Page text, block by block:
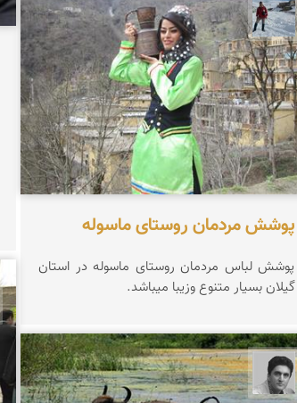
محمد رفیعی
پوشش مردمان روستای ماسوله
پوشش لباس مردمان روستای ماسوله در استان
گیلان بسیار متنوع وزیبا میباشد.
یوسف روحی